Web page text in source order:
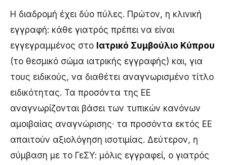
Η διαδρομή έχει δύο πύλες. Πρώτον, η κλινική
εγγραφή: κάθε γιατρός πρέπει να είναι
εγγεγραμμένος στο Ιατρικό Συμβούλιο Κύπρου
(το θεσμικό σώμα ιατρικής εγγραφής) και, για
τους ειδικούς, να διαθέτει αναγνωρισμένο τίτλο
ειδικότητας. Τα προσόντα της ΕΕ
αναγνωρίζονται βάσει των τυπικών κανόνων
αμοιβαίας αναγνώρισης· τα προσόντα εκτός ΕΕ
απαιτούν αξιολόγηση ισοτιμίας. Δεύτερον, η
σύμβαση με το ΓεΣΥ: μόλις εγγραφεί, ο γιατρός